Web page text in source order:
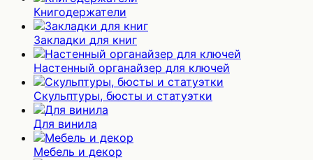
Книгодержатели
Закладки для книг
Настенный органайзер для ключей
Скульптуры, бюсты и статуэтки
Для винила
Мебель и декор